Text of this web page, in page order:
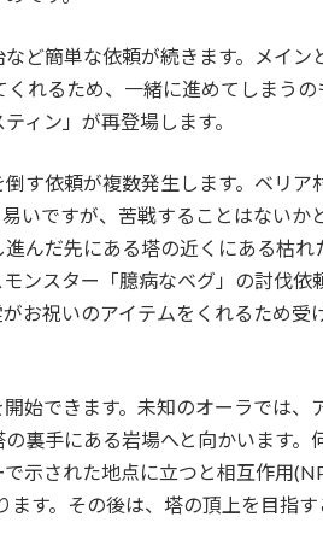
ど簡単な依頼が続きます。メイン
れるため、一緒に進めてしまうの
ィン」が再登場します。
す依頼が複数発生します。ベリア
いですが、苦戦することはないか
んだ先にある塔の近くにある枯れ
ンスター「臆病なベグ」の討伐依
お祝いのアイテムをくれるため受
始できます。未知のオーラでは、
裏手にある岩場へと向かいます。
示された地点に立つと相互作用
す。その後は、塔の頂上を目指す